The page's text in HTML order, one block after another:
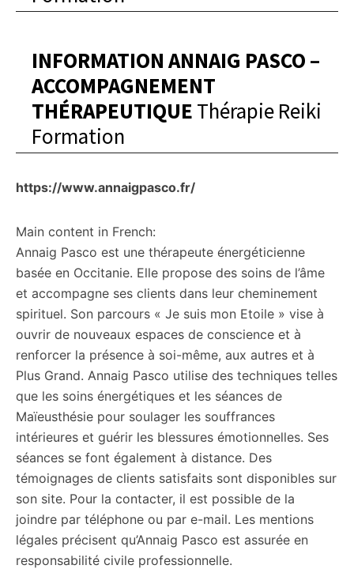
INFORMATION ANNAIG PASCO –
ACCOMPAGNEMENT
THÉRAPEUTIQUE Thérapie Reiki
Formation
https://www.annaigpasco.fr/
Main content in French:
Annaig Pasco est une thérapeute énergéticienne
basée en Occitanie. Elle propose des soins de l’âme
et accompagne ses clients dans leur cheminement
spirituel. Son parcours « Je suis mon Etoile » vise à
ouvrir de nouveaux espaces de conscience et à
renforcer la présence à soi-même, aux autres et à
Plus Grand. Annaig Pasco utilise des techniques telles
que les soins énergétiques et les séances de
Maïeusthésie pour soulager les souffrances
intérieures et guérir les blessures émotionnelles. Ses
séances se font également à distance. Des
témoignages de clients satisfaits sont disponibles sur
son site. Pour la contacter, il est possible de la
joindre par téléphone ou par e-mail. Les mentions
légales précisent qu’Annaig Pasco est assurée en
responsabilité civile professionnelle.